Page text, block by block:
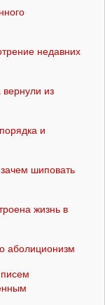
недавних
из
и
шиповать
жизнь в
аболиционизм